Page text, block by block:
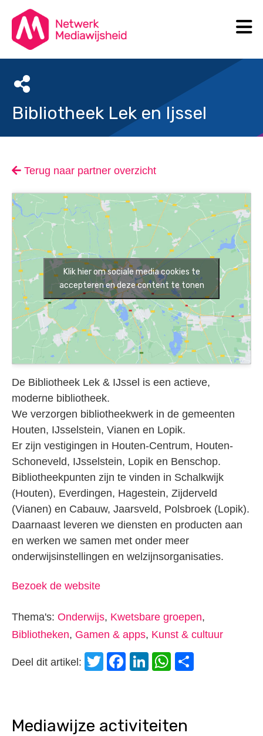
Bibliotheek Lek en Ijssel
Terug naar partner overzicht
Klik hier om sociale media cookies te
accepteren en deze content te tonen
De Bibliotheek Lek & IJssel is een actieve,
moderne bibliotheek.
We verzorgen bibliotheekwerk in de gemeenten
Houten, IJsselstein, Vianen en Lopik.
Er zijn vestigingen in Houten-Centrum, Houten-
Schoneveld, IJsselstein, Lopik en Benschop.
Bibliotheekpunten zijn te vinden in Schalkwijk
(Houten), Everdingen, Hagestein, Zijderveld
(Vianen) en Cabauw, Jaarsveld, Polsbroek (Lopik).
Daarnaast leveren we diensten en producten aan
en werken we samen met onder meer
onderwijsinstellingen en welzijnsorganisaties.
Bezoek de website
Thema's: Onderwijs, Kwetsbare groepen,
Bibliotheken, Gamen & apps, Kunst & cultuur
Deel dit artikel: Twitter
Facebook
LinkedIn
WhatsApp
Mediawijze activiteiten